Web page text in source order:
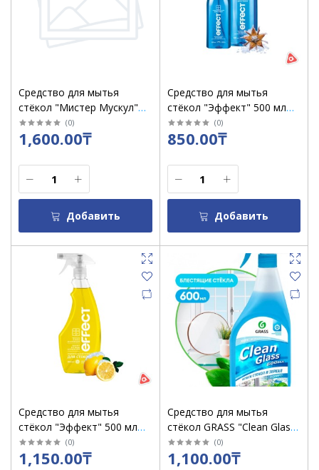
Средство для мытья
стёкол "Мистер Мускул"
530 мл Утренняя роса с
нашатыр спиртом / кор 12
(0)
1,600.00₸
Добавить
Средство для мытья
стёкол "Эффект" 500 мл
Горная Свежесть
(0)
850.00₸
Добавить
Средство для мытья
стёкол "Эффект" 500 мл
Лимонная свежесть
(0)
1,150.00₸
Средство для мытья
стёкол GRASS "Clean Glass"
"Голубая лагуна" флакон
600 мл /кор 8 шт
(0)
1,100.00₸